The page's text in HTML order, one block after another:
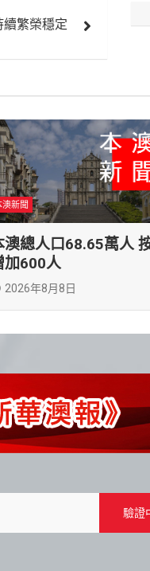
繁榮穩定
澳新聞
澳總人口68.65萬人
加600人
2026年8月8日